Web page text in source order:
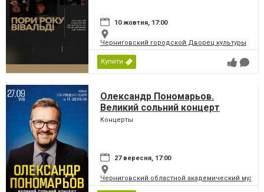
10 жовтня, 17:00
Черниговский городской Дворец культуры
Купити
Олександр Пономарьов.
Великий сольний концерт
Концерты
27 вересня, 17:00
Черниговский областной академический